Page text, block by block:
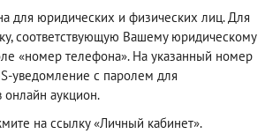
для юридических и физических лиц. Для
соответствующую Вашему юридическому
«номер телефона». На указанный номер
уведомление с паролем для
аукцион.
на ссылку «Личный кабинет».